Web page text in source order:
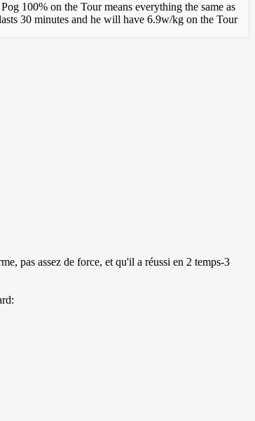
100% on the Tour means everything the same as
30 minutes and he will have 6.9w/kg on the Tour
pas assez de force, et qu'il a réussi en 2 temps-3